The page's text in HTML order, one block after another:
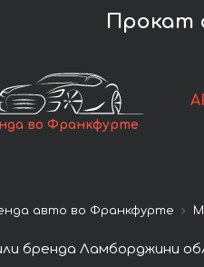
Прокат
во Франкфурте
авто во Франкфурте
бренда Ламборджини